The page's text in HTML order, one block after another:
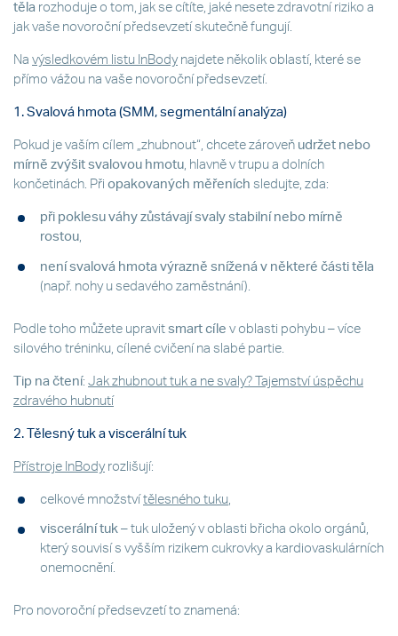
těla rozhoduje o tom, jak se cítíte, jaké nesete zdravotní riziko a
jak vaše novoroční předsevzetí skutečně fungují.
Na výsledkovém listu InBodynajdete několik oblastí, které se
přímo vážou na vaše novoroční předsevzetí.
1. Svalová hmota (SMM, segmentální analýza)
Pokud je vaším cílem „zhubnout“, chcete zároveň udržet nebo
mírně zvýšit svalovou hmotu, hlavně v trupu a dolních
končetinách. Při opakovaných měřeních sledujte, zda:
při poklesu váhy zůstávají svaly stabilní nebo mírně
rostou,
není svalová hmota výrazně snížená v některé části těla
(např. nohy u sedavého zaměstnání).
Podle toho můžete upravit smart cíle v oblasti pohybu – více
silového tréninku, cílené cvičení na slabé partie.
Tip na čtení: Jak zhubnout tuk a ne svaly? Tajemství úspěchu
zdravého hubnutí
2. Tělesný tuk a viscerální tuk
Přístroje InBodyrozlišují:
celkové množství tělesného tuku
viscerální tuk – tuk uložený v oblasti břicha okolo orgánů,
který souvisí s vyšším rizikem cukrovky a kardiovaskulárních
onemocnění.
Pro novoroční předsevzetí to znamená: